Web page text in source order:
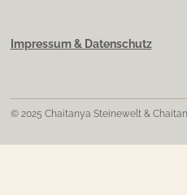
Impressum & Datenschutz
© 2025 Chaitanya Steinewelt &